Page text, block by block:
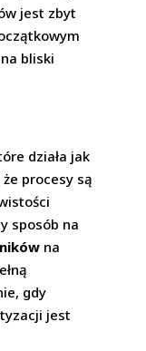
jest zbyt
bliski
działa jak
procesy są
sposób na
na
gdy
jest